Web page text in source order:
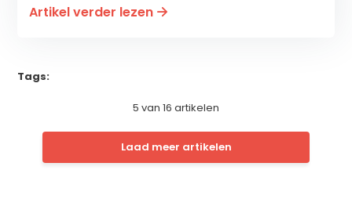
Artikel verder lezen
Tags:
5 van 16 artikelen
Laad meer artikelen